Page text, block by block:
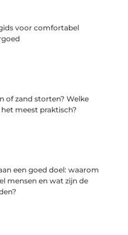
voor comfortabel
of zand storten? Welke
meest praktisch?
een goed doel: waarom
mensen en wat zijn de